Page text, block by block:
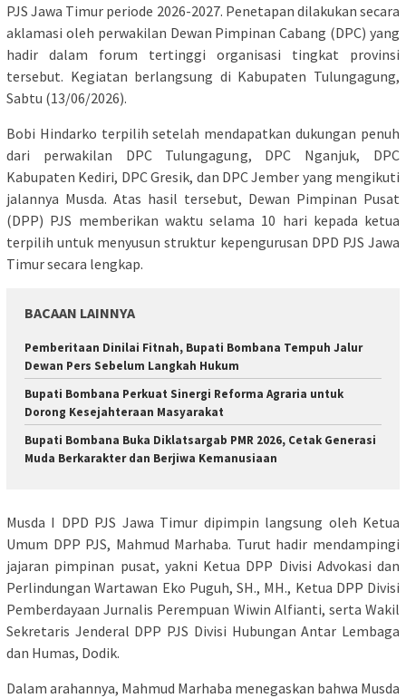
PJS Jawa Timur periode 2026-2027. Penetapan dilakukan secara
aklamasi oleh perwakilan Dewan Pimpinan Cabang (DPC) yang
hadir dalam forum tertinggi organisasi tingkat provinsi
tersebut. Kegiatan berlangsung di Kabupaten Tulungagung,
Sabtu (13/06/2026).
Bobi Hindarko terpilih setelah mendapatkan dukungan penuh
dari perwakilan DPC Tulungagung, DPC Nganjuk, DPC
Kabupaten Kediri, DPC Gresik, dan DPC Jember yang mengikuti
jalannya Musda. Atas hasil tersebut, Dewan Pimpinan Pusat
(DPP) PJS memberikan waktu selama 10 hari kepada ketua
terpilih untuk menyusun struktur kepengurusan DPD PJS Jawa
Timur secara lengkap.
BACAAN LAINNYA
Pemberitaan Dinilai Fitnah, Bupati Bombana Tempuh Jalur
Dewan Pers Sebelum Langkah Hukum
Bupati Bombana Perkuat Sinergi Reforma Agraria untuk
Dorong Kesejahteraan Masyarakat
Bupati Bombana Buka Diklatsargab PMR 2026, Cetak Generasi
Muda Berkarakter dan Berjiwa Kemanusiaan
Musda I DPD PJS Jawa Timur dipimpin langsung oleh Ketua
Umum DPP PJS, Mahmud Marhaba. Turut hadir mendampingi
jajaran pimpinan pusat, yakni Ketua DPP Divisi Advokasi dan
Perlindungan Wartawan Eko Puguh, SH., MH., Ketua DPP Divisi
Pemberdayaan Jurnalis Perempuan Wiwin Alfianti, serta Wakil
Sekretaris Jenderal DPP PJS Divisi Hubungan Antar Lembaga
dan Humas, Dodik.
Dalam arahannya, Mahmud Marhaba menegaskan bahwa Musda